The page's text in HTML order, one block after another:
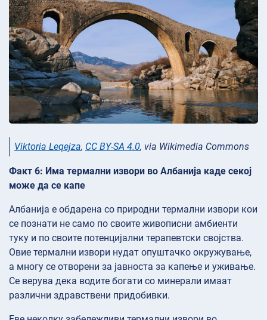
Viktoria Leqejza, CC BY-SA 4.0, via Wikimedia Commons
Факт 6: Има термални извори во Албанија каде секој
може да се капе
Албанија е обдарена со природни термални извори кои
се познати не само по своите живописни амбиенти
туку и по своите потенцијални терапевтски својства.
Овие термални извори нудат опуштачко окружување,
а многу се отворени за јавноста за капење и уживање.
Се верува дека водите богати со минерали имаат
различни здравствени придобивки.